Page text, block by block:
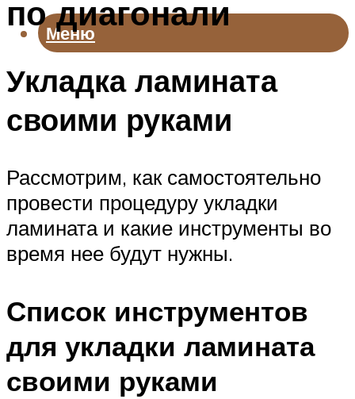
Меню
по диагонали
Укладка ламината
своими руками
Рассмотрим, как самостоятельно
провести процедуру укладки
ламината и какие инструменты во
время нее будут нужны.
Список инструментов
для укладки ламината
своими руками